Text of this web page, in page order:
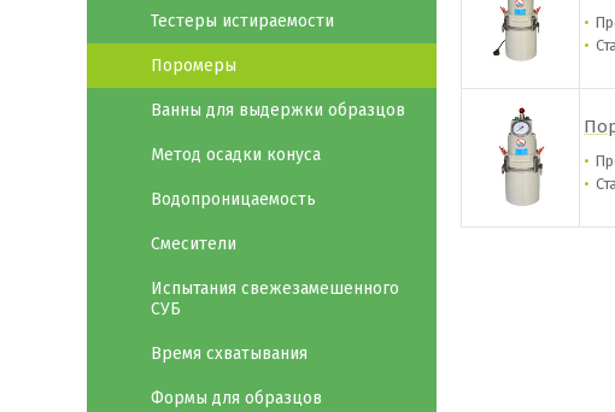
Тестеры истираемости
Поромеры
Ванны для выдержки образцов
Метод осадки конуса
Водопроницаемость
Смесители
Испытания свежезамешенного
СУБ
Время схватывания
Формы для образцов